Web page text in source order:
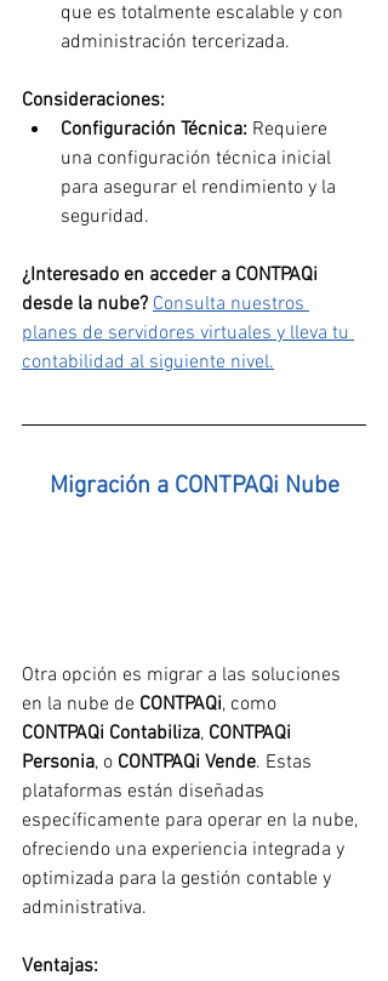
que es totalmente escalable y con
administración tercerizada.
Consideraciones:
Configuración Técnica: Requiere
una configuración técnica inicial
para asegurar el rendimiento y la
seguridad.
¿Interesado en acceder a CONTPAQi
desde la nube? Consulta nuestros
planes de servidores virtuales y lleva tu
contabilidad al siguiente nivel.
Migración a CONTPAQi Nube
Otra opción es migrar a las soluciones
en la nube de CONTPAQi, como
CONTPAQi Contabiliza, CONTPAQi
Personia, o CONTPAQi Vende. Estas
plataformas están diseñadas
específicamente para operar en la nube,
ofreciendo una experiencia integrada y
optimizada para la gestión contable y
administrativa.
Ventajas: